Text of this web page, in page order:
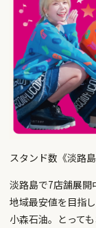
スタンド数《淡路
淡路島で7店舗展
地域最安値を目指
小森石油。とって